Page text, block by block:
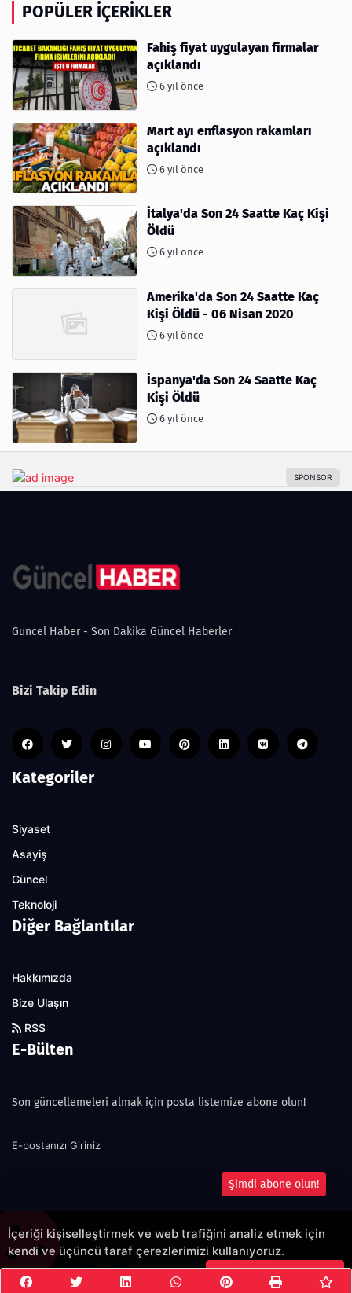
POPÜLER İÇERIKLER
Fahiş fiyat uygulayan firmalar
açıklandı
6 yıl önce
Mart ayı enflasyon rakamları
açıklandı
6 yıl önce
İtalya'da Son 24 Saatte Kaç Kişi
Öldü
6 yıl önce
Amerika'da Son 24 Saatte Kaç
Kişi Öldü - 06 Nisan 2020
6 yıl önce
İspanya'da Son 24 Saatte Kaç
Kişi Öldü
6 yıl önce
Guncel Haber - Son Dakika Güncel Haberler
Bizi Takip Edin
Kategoriler
Siyaset
Asayiş
Güncel
Teknoloji
Diğer Bağlantılar
Hakkımızda
Bize Ulaşın
RSS
E-Bülten
Son güncellemeleri almak için posta listemize abone olun!
Şimdi abone olun!
Copyright 2022© - Allright reserved.
İçeriği kişiselleştirmek ve web trafiğini analiz etmek için
kendi ve üçüncü taraf çerezlerimizi kullanıyoruz.
Çerezleri Kabul Et